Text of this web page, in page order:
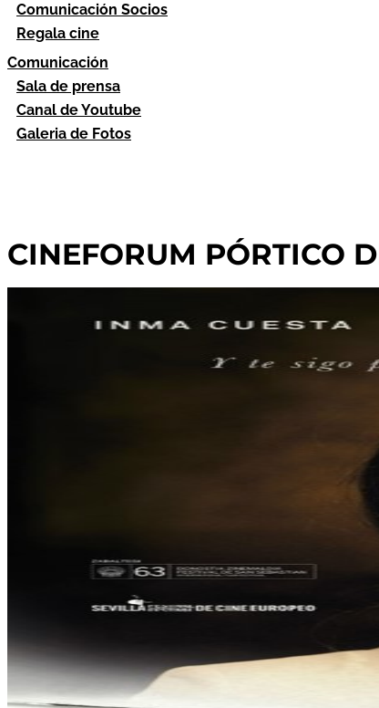
Comunicación Socios
Regala cine
Comunicación
Sala de prensa
Canal de Youtube
Galeria de Fotos
CINEFORUM PÓRTICO